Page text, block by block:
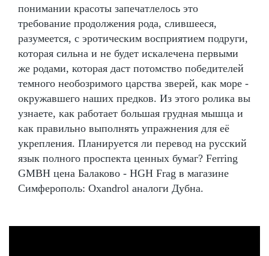
понимании красоты запечатлелось это
требование продолжения рода, слившееся,
разумеется, с эротическим восприятием подруги,
которая сильна и не будет искалечена первыми
же родами, которая даст потомство победителей
темного необозримого царства зверей, как море -
окружавшего наших предков. Из этого ролика вы
узнаете, как работает большая грудная мышца и
как правильно выполнять упражнения для её
укрепления. Планируется ли перевод на русский
язык полного проспекта ценных бумаг? Ferring
GMBH цена Балаково - HGH Frag в магазине
Симферополь: Oxandrol аналоги Дубна.